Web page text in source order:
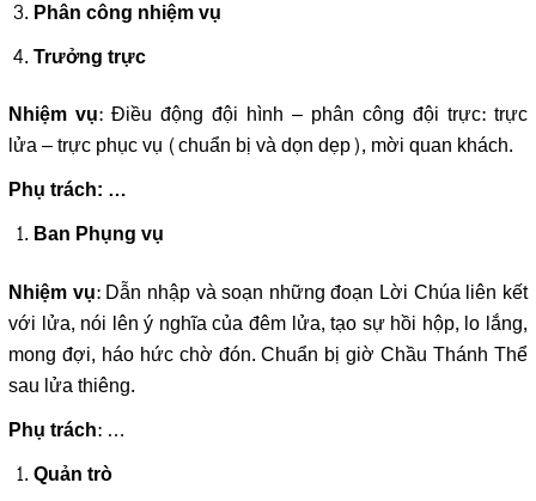
Phân công nhiệm vụ
Trưởng trực
Nhiệm vụ: Điều động đội hình – phân công đội trực: trực
lửa – trực phục vụ (chuẩn bị và dọn dẹp), mời quan khách.
Phụ trách: …
Ban Phụng vụ
Nhiệm vụ: Dẫn nhập và soạn những đoạn Lời Chúa liên kết
với lửa, nói lên ý nghĩa của đêm lửa, tạo sự hồi hộp, lo lắng,
mong đợi, háo hức chờ đón. Chuẩn bị giờ Chầu Thánh Thể
sau lửa thiêng.
Phụ trách: …
Quản trò